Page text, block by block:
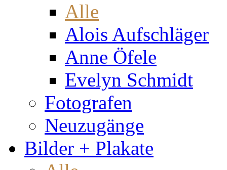
Alle
Alois Aufschläger
Anne Öfele
Evelyn Schmidt
Fotografen
Neuzugänge
Bilder + Plakate